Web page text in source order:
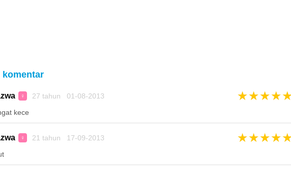
komentar
♀ 27 tahun 01-08-2013 ★★★★
kece
♀ 21 tahun 17-09-2013 ★★★★